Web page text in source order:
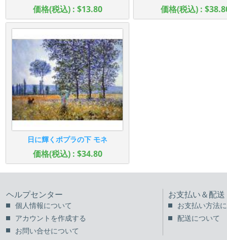
価格(税込) : $13.80 価格(税込) :
日に輝くポプラの下 モネ
価格(税込) : $34.80
ヘルプセンター
個人情報について
アカウントを作成する
お問い合せについて
お支払い＆配送
お支払い方法
配送について